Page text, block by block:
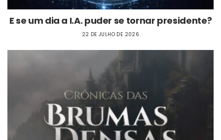
E se um dia a I.A. puder se tornar presidente?
22 DE JULHO DE 2026